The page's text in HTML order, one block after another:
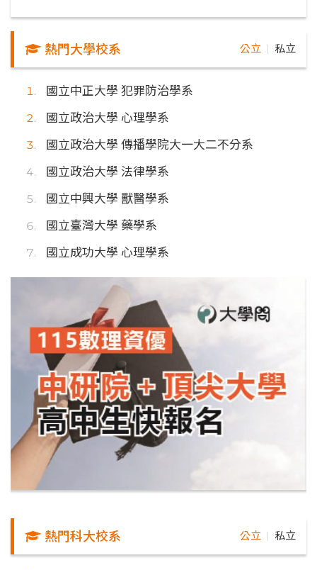
熱門大學校系 公立 ｜ 私立
國立中正大學 犯罪防治學系
國立政治大學 心理學系
國立政治大學 傳播學院大一大二不分系
國立政治大學 法律學系
國立中興大學 獸醫學系
國立臺灣大學 藥學系
國立成功大學 心理學系
熱門科大校系 公立 私立